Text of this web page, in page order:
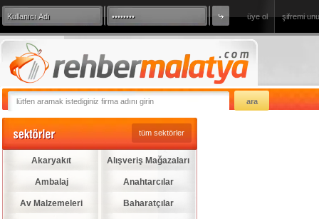
üye ol şifremi
360 Derece Sanal Tur
tüm sektörler
Akaryakıt Alışveriş Mağazaları
Ambalaj Anahtarcılar
Av Malzemeleri Baharatçılar